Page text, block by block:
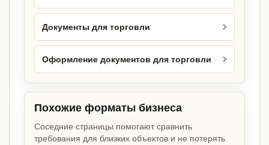
Документы для торговли
Оформление документов для торговли
Похожие форматы бизнеса
Соседние страницы помогают сравнить
требования для близких объектов и не потерять